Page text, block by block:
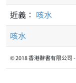
近義： 咳水
咳水
© 2018 香港辭書有限公司 -